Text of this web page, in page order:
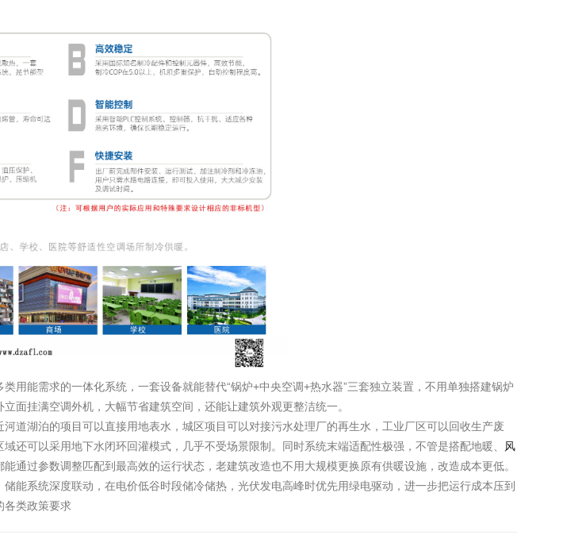
用能需求的一体化系统，一套设备就能替代“锅炉+中央空调+热水器”三套独立装置，不用单独搭建锅炉
面挂满空调外机，大幅节省建筑空间，还能让建筑外观更整洁统一。
道湖泊的项目可以直接用地表水，城区项目可以对接污水处理厂的再生水，工业厂区可以回收生产废
还可以采用地下水闭环回灌模式，几乎不受场景限制。同时系统末端适配性极强，不管是搭配地暖、
风
能通过参数调整匹配到最高效的运行状态，老建筑改造也不用大规模更换原有供暖设施，改造成本更低。
能系统深度联动，在电价低谷时段储冷储热，光伏发电高峰时优先用绿电驱动，进一步把运行成本压到
各类政策要求